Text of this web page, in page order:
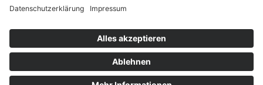
Passwort vergessen?